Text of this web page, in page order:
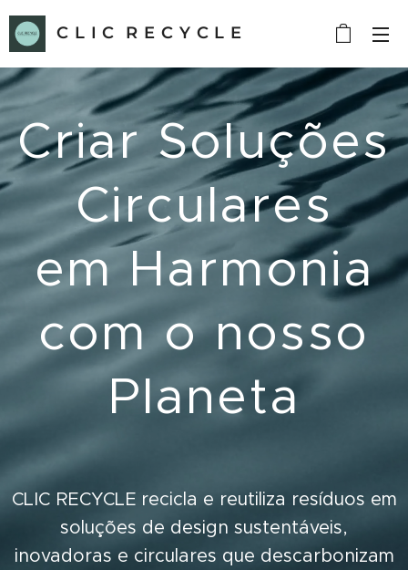
C L I C R E C Y C L E
Criar Soluções
Circulares
em Harmonia
com o nosso
Planeta
CLIC RECYCLE recicla e reutiliza resíduos em
soluções de design sustentáveis,
inovadoras e circulares que descarbonizam